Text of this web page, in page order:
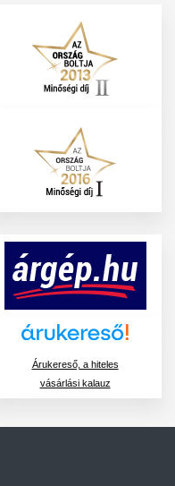
Árukereső, a hiteles
vásárlási kalauz